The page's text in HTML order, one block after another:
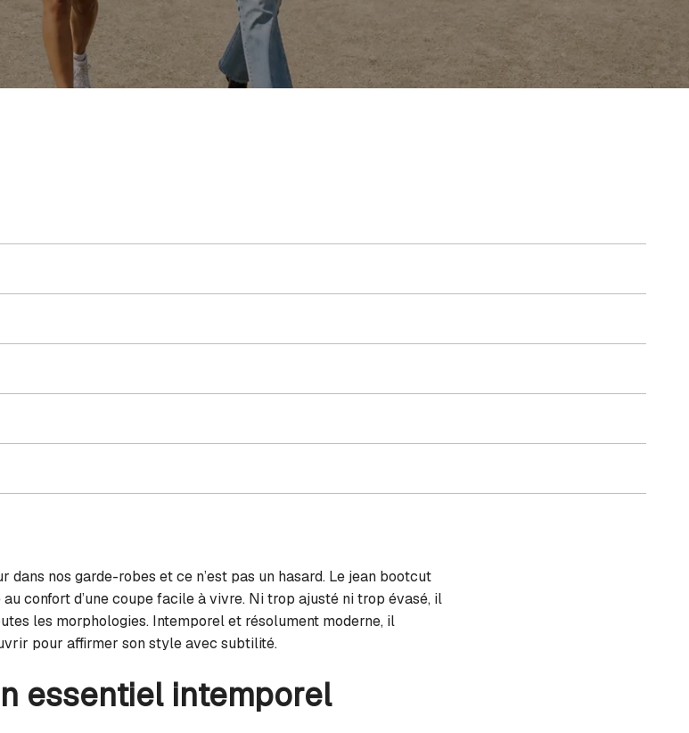
nos garde-robes et ce n’est pas un hasard. Le jean bootcut
confort d’une coupe facile à vivre. Ni trop ajusté ni trop évasé, il
les morphologies. Intemporel et résolument moderne, il
pour affirmer son style avec subtilité.
essentiel intemporel